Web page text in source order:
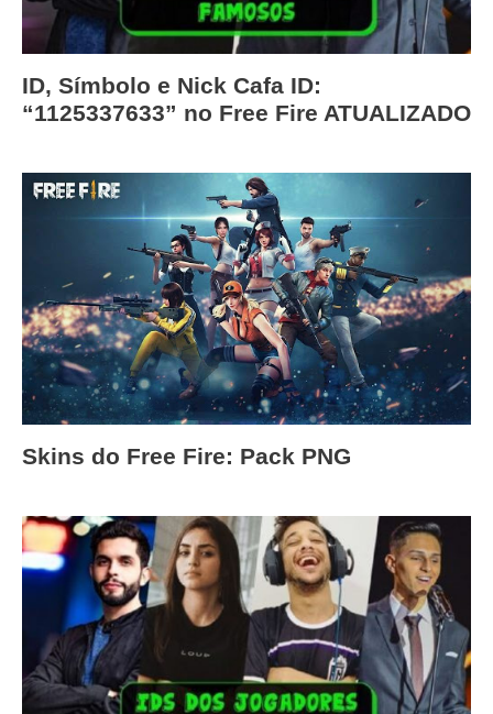
ID, Símbolo e Nick Cafa ID:
“1125337633” no Free Fire ATUALIZADO
Skins do Free Fire: Pack PNG